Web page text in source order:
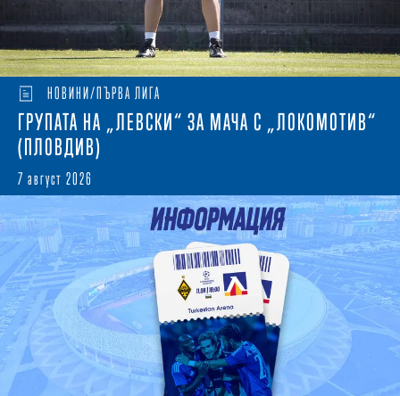
НОВИНИ/ПЪРВА ЛИГА
ГРУПАТА НА „ЛЕВСКИ“ ЗА МАЧА С „ЛОКОМОТИВ“
(ПЛОВДИВ)
7 август 2026